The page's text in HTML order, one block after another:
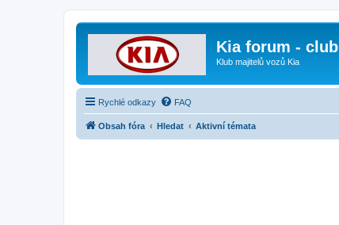
Kia forum - club
Klub majitelů vozů Kia
Rychlé odkazy FAQ
Obsah fóra Hledat Aktivní témata